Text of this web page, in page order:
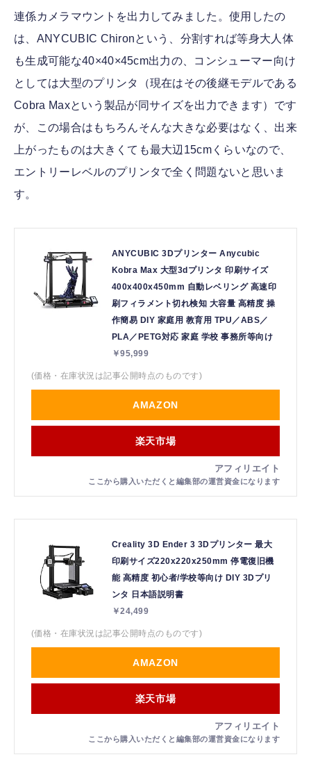
連係カメラマウントを出力してみました。使用したの
は、ANYCUBIC Chironという、分割すれば等身大人体
も生成可能な40×40×45cm出力の、コンシューマー向け
としては大型のプリンタ（現在はその後継モデルである
Cobra Maxという製品が同サイズを出力できます）です
が、この場合はもちろんそんな大きな必要はなく、出来
上がったものは大きくても最大辺15cmくらいなので、
エントリーレベルのプリンタで全く問題ないと思いま
す。
ANYCUBIC 3Dプリンター Anycubic
Kobra Max 大型3dプリンタ 印刷サイズ
400x400x450mm 自動レベリング 高速印
刷フィラメント切れ検知 大容量 高精度 操
作簡易 DIY 家庭用 教育用 TPU／ABS／
PLA／PETG対応 家庭 学校 事務所等向け
￥95,999
(価格・在庫状況は記事公開時点のものです)
AMAZON
楽天市場
Creality 3D Ender 3 3Dプリンター 最大
印刷サイズ220x220x250mm 停電復旧機
能 高精度 初心者/学校等向け DIY 3Dプリ
ンタ 日本語説明書
￥24,499
(価格・在庫状況は記事公開時点のものです)
AMAZON
楽天市場